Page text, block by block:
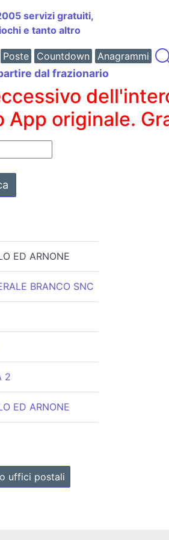
servizi gratuiti,
e tanto altro
Poste Countdown Anagrammi
dal frazionario
App originale.
ED ARNONE
BRANCO SNC
2
ED ARNONE
uffici postali